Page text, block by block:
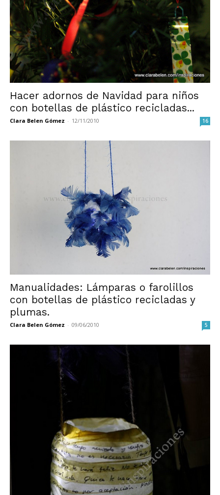
Hacer adornos de Navidad para niños
con botellas de plástico recicladas...
Clara Belen Gómez - 12/11/2010 16
Manualidades: Lámparas o farolillos
con botellas de plástico recicladas y
plumas.
Clara Belen Gómez - 09/06/2010 5